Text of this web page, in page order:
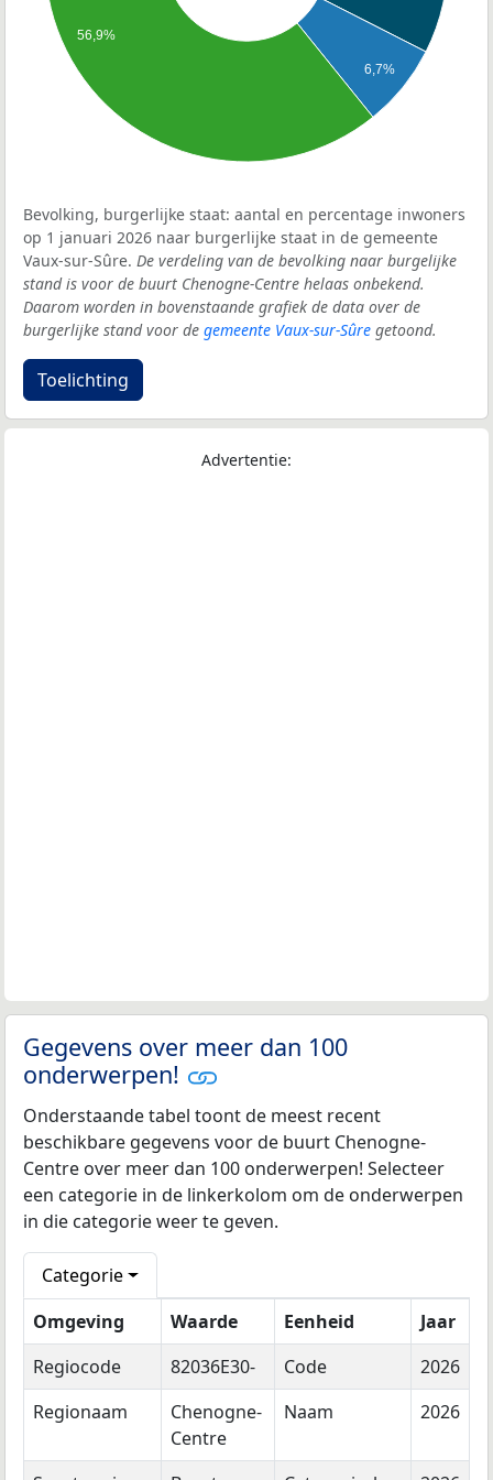
6,7%
56,9%
Bevolking, burgerlijke staat: aantal en percentage inwoners
op 1 januari 2026 naar burgerlijke staat in de gemeente
Vaux-sur-Sûre. De verdeling van de bevolking naar burgelijke
stand is voor de buurt Chenogne-Centre helaas onbekend.
Daarom worden in bovenstaande grafiek de data over de
burgerlijke stand voor de gemeente Vaux-sur-Sûre getoond.
Toelichting
Advertentie:
Gegevens over meer dan 100
onderwerpen!
Onderstaande tabel toont de meest recent
beschikbare gegevens voor de buurt Chenogne-
Centre over meer dan 100 onderwerpen! Selecteer
een categorie in de linkerkolom om de onderwerpen
in die categorie weer te geven.
Categorie
Omgeving
Waarde Eenheid
Jaar
Regiocode
82036E30- Code
2026
Regionaam
Chenogne-
Centre
Naam 2026